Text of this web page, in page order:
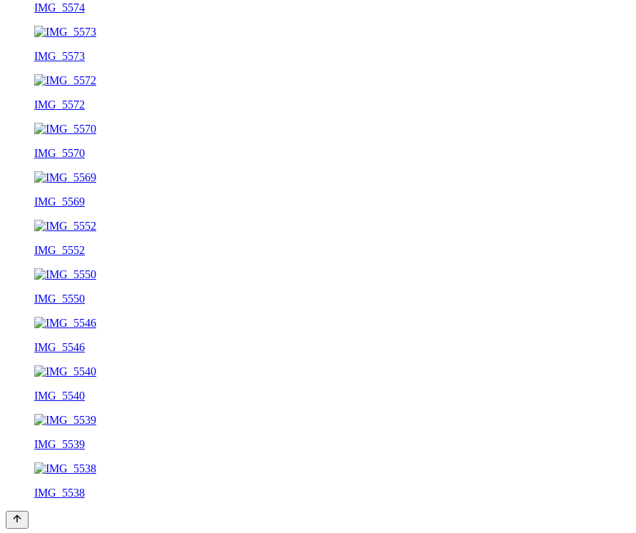
IMG_5574
IMG_5573
IMG_5572
IMG_5570
IMG_5569
IMG_5552
IMG_5550
IMG_5546
IMG_5540
IMG_5539
IMG_5538